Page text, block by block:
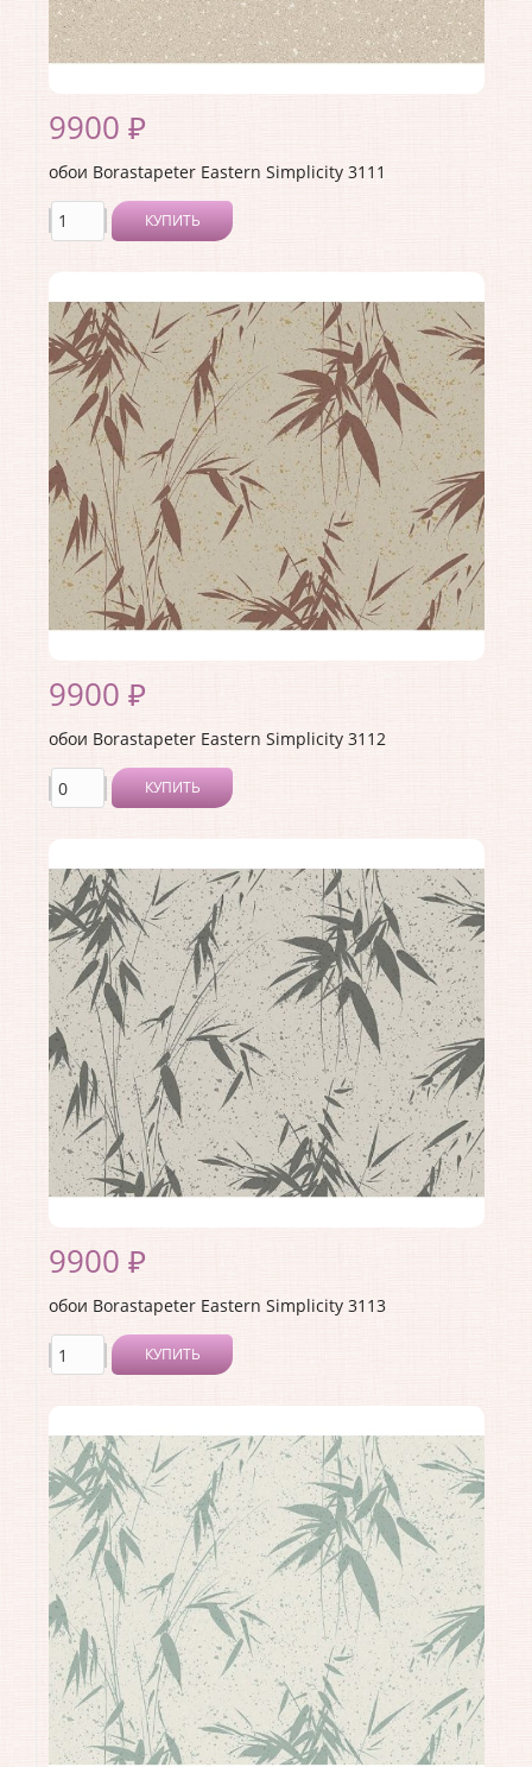
9900 ₽
обои Borastapeter Eastern Simplicity 3111
КУПИТЬ
Производитель:Borastapeter
Коллекция:
Eastern Simplicity
Длина рулона:10.05
Ширина рулона:0.53
Материал покрытия:Без покрытия
Страна:Швеция
Материал основы:Флизелин
Раппорт:<>
9900 ₽
обои Borastapeter Eastern Simplicity 3112
КУПИТЬ
Производитель:Borastapeter
Коллекция:
Eastern Simplicity
Длина рулона:10.05
Ширина рулона:0.53
Материал покрытия:Без покрытия
Страна:Швеция
Материал основы:Флизелин
Раппорт:<>
9900 ₽
обои Borastapeter Eastern Simplicity 3113
КУПИТЬ
Производитель:Borastapeter
Коллекция:
Eastern Simplicity
Длина рулона:10.05
Ширина рулона:0.53
Материал покрытия:Без покрытия
Страна:Швеция
Материал основы:Флизелин
Раппорт:<>